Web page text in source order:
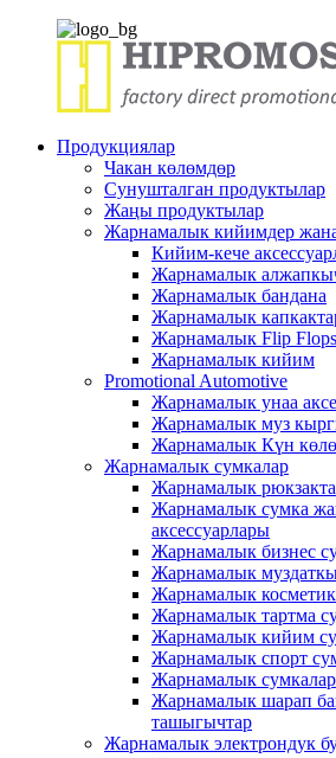
Продукциялар
Чакан көлөмдөр
Сунушталган продуктылар
Жаңы продуктылар
Жарнамалык кийимдер
Кийим-кече
Жарнамалык
Жарнамалык бандана
Жарнамалык
Жарнамалык Flip Flops
Жарнамалык кийим
Promotional Automotive
Жарнамалык унаа
Жарнамалык муз
Жарнамалык Күн
Жарнамалык сумкалар
Жарнамалык
Жарнамалык сумка
аксессуарлары
Жарнамалык бизнес
Жарнамалык
Жарнамалык
Жарнамалык тартма
Жарнамалык кийим
Жарнамалык спорт
Жарнамалык сумкалар
Жарнамалык шарап
ташыгычтар
Жарнамалык электрондук